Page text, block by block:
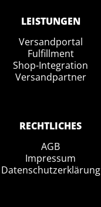
LEISTUNGEN
Versandportal
Fulfillment
Shop-Integration
Versandpartner
RECHTLICHES
AGB
Impressum
Datenschutzerklärung